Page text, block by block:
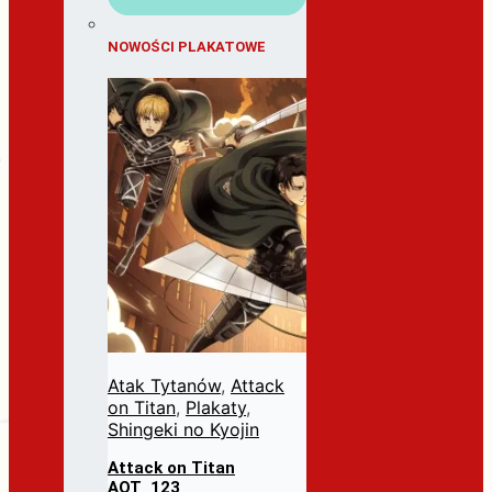
NOWOŚCI PLAKATOWE
Atak Tytanów, Attack
on Titan, Plakaty,
Shingeki no Kyojin
Attack on Titan
AOT_123